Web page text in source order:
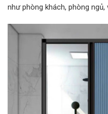
như phòng khách, phòng